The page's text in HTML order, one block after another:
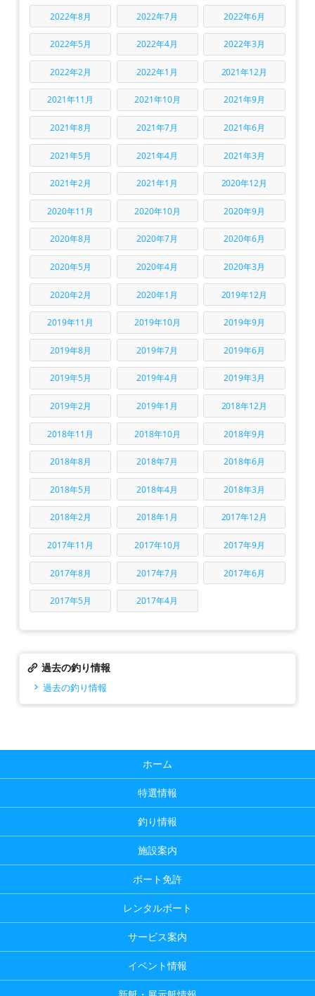
2022年8月 2022年7月 2022年6月
2022年5月 2022年4月 2022年3月
2022年2月 2022年1月 2021年12月
2021年11月 2021年10月 2021年9月
2021年8月 2021年7月 2021年6月
2021年5月 2021年4月 2021年3月
2021年2月 2021年1月 2020年12月
2020年11月 2020年10月 2020年9月
2020年8月 2020年7月 2020年6月
2020年5月 2020年4月 2020年3月
2020年2月 2020年1月 2019年12月
2019年11月 2019年10月 2019年9月
2019年8月 2019年7月 2019年6月
2019年5月 2019年4月 2019年3月
2019年2月 2019年1月 2018年12月
2018年11月 2018年10月 2018年9月
2018年8月 2018年7月 2018年6月
2018年5月 2018年4月 2018年3月
2018年2月 2018年1月 2017年12月
2017年11月 2017年10月 2017年9月
2017年8月 2017年7月 2017年6月
2017年5月 2017年4月
過去の釣り情報
過去の釣り情報
ホーム
特選情報
釣り情報
施設案内
ボート免許
レンタルボート
サービス案内
イベント情報